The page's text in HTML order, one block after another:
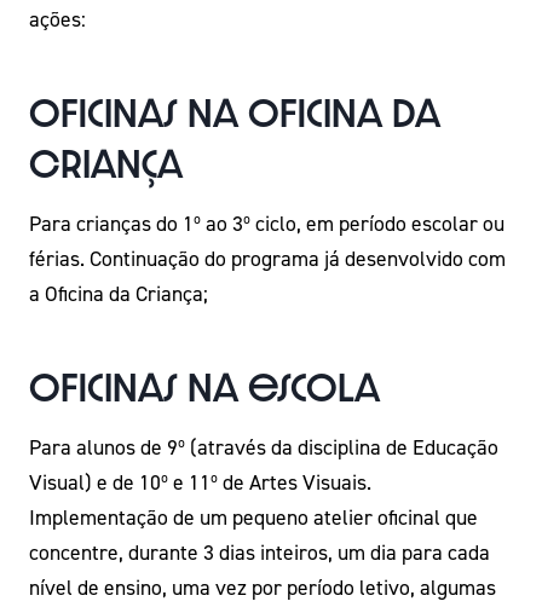
ações:
Oficinas na Oficina da
Criança
Para crianças do 1º ao 3º ciclo, em período escolar ou
férias. Continuação do programa já desenvolvido com
a Oficina da Criança;
Oficinas na escola
Para alunos de 9º (através da disciplina de Educação
Visual) e de 10º e 11º de Artes Visuais.
Implementação de um pequeno atelier oficinal que
concentre, durante 3 dias inteiros, um dia para cada
nível de ensino, uma vez por período letivo, algumas